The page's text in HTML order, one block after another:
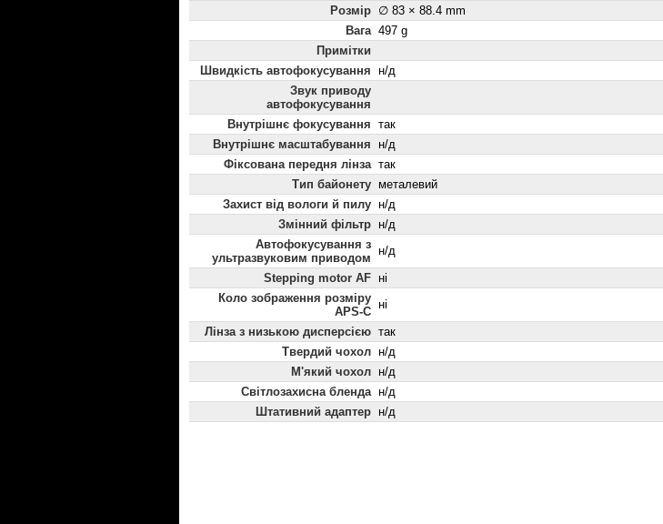
Розмір ∅ 83 × 88.4 mm
Вага 497 g
Примітки
Швидкість автофокусування н/д
Звук приводу
автофокусування
Внутрішнє фокусування так
Внутрішнє масштабування
н/д
Фіксована передня лінза так
Тип байонету металевий
Захист від вологи й пилу н/д
Змінний фільтр н/д
Автофокусування з
ультразвуковим приводом
н/д
Stepping motor AF ні
Коло зображення розміру
APS-C
ні
Лінза з низькою дисперсією так
Твердий чохол н/д
М'який чохол н/д
Світлозахисна бленда н/д
Штативний адаптер н/д